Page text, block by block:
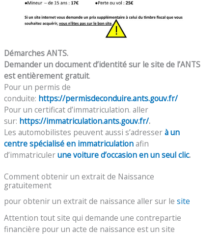
Démarches ANTS.
Demander un document d’identité sur le site de l’ANTS
est entièrement gratuit.
Pour un permis de
conduite: https://permisdeconduire.ants.gouv.fr/
Pour un certificat d’immatriculation. aller
sur: https://immatriculation.ants.gouv.fr/.
Les automobilistes peuvent aussi s’adresserà un
centre spécialisé en immatriculationafin
d’immatriculerune voiture d’occasion en un seul clic.
Comment obtenir un extrait de Naissance
gratuitement
pour obtenir un extrait de naissance aller sur le site
Attention tout site qui demande une contrepartie
financière pour un acte de naissance est un site